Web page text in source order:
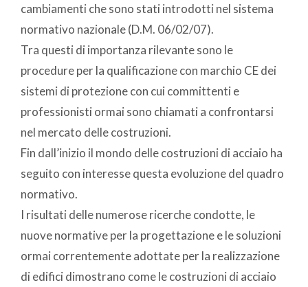
cambiamenti che sono stati introdotti nel sistema
normativo nazionale (D.M. 06/02/07).
Tra questi di importanza rilevante sono le
procedure per la qualificazione con marchio CE dei
sistemi di protezione con cui committenti e
professionisti ormai sono chiamati a confrontarsi
nel mercato delle costruzioni.
Fin dall’inizio il mondo delle costruzioni di acciaio ha
seguito con interesse questa evoluzione del quadro
normativo.
I risultati delle numerose ricerche condotte, le
nuove normative per la progettazione e le soluzioni
ormai correntemente adottate per la realizzazione
di edifici dimostrano come le costruzioni di acciaio